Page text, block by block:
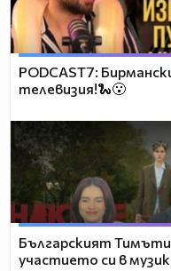
PODCAST7:
телевизия!🐍😮
Българският
участието си в